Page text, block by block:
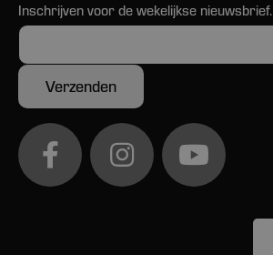
Inschrijven voor de wekelijkse nieuwsbrief.